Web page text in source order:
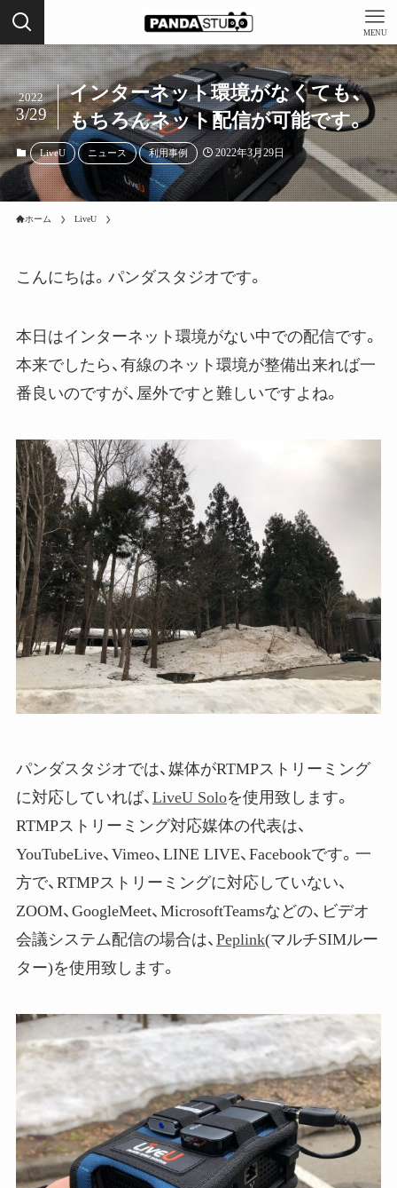
MENU
インターネット環境がなくても、
もちろんネット配信が可能です。
2022
3/29
LiveU ニュース 利用事例 2022年3月29日
ホーム LiveU
こんにちは。パンダスタジオです。
本日はインターネット環境がない中での配信です。
本来でしたら、有線のネット環境が整備出来れば一
番良いのですが、屋外ですと難しいですよね。
パンダスタジオでは、媒体がRTMPストリーミング
に対応していれば、 LiveU Soloを使用致します。
RTMPストリーミング対応媒体の代表は、
YouTubeLive、Vimeo、LINE LIVE、Facebookです。一
方で、RTMPストリーミングに対応していない、
ZOOM、GoogleMeet、MicrosoftTeamsなどの、ビデオ
会議システム配信の場合は、 Peplink(マルチSIMルー
ター)を使用致します。